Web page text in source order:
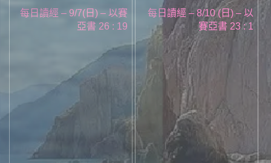
每日讀經 – 9/7(日) – 以賽
亞書 26 : 19
每日讀經 – 8/10 (日) – 以
賽亞書 23 : 1